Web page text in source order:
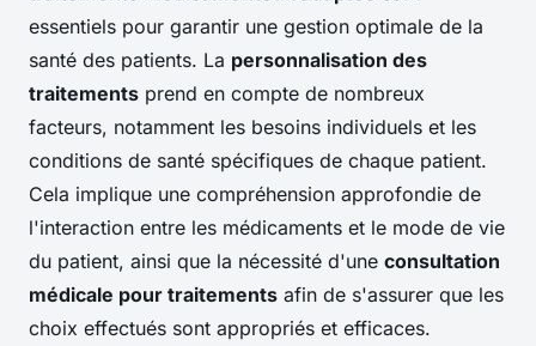
essentiels pour garantir une gestion optimale de la
santé des patients. La personnalisation des
traitements prend en compte de nombreux
facteurs, notamment les besoins individuels et les
conditions de santé spécifiques de chaque patient.
Cela implique une compréhension approfondie de
l'interaction entre les médicaments et le mode de vie
du patient, ainsi que la nécessité d'une consultation
médicale pour traitements afin de s'assurer que les
choix effectués sont appropriés et efficaces.